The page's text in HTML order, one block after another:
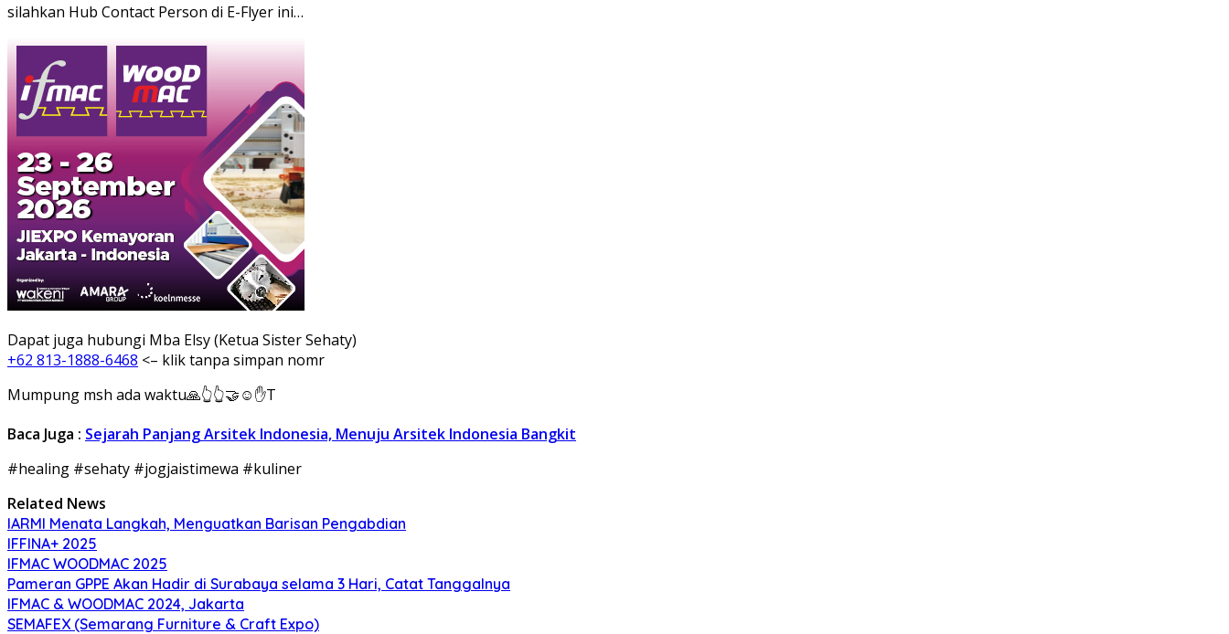
silahkan Hub Contact Person di E-Flyer ini…
Dapat juga hubungi Mba Elsy (Ketua Sister Sehaty)
+62 813-1888-6468 <– klik tanpa simpan nomr
Mumpung msh ada waktu🙏👆👆🤝☺✋T
Baca Juga : Sejarah Panjang Arsitek Indonesia, Menuju Arsitek Indonesia Bangkit
#healing #sehaty #jogjaistimewa #kuliner
Related News
IARMI Menata Langkah, Menguatkan Barisan Pengabdian
IFFINA+ 2025
IFMAC WOODMAC 2025
Pameran GPPE Akan Hadir di Surabaya selama 3 Hari, Catat Tanggalnya
IFMAC & WOODMAC 2024, Jakarta
SEMAFEX (Semarang Furniture & Craft Expo)